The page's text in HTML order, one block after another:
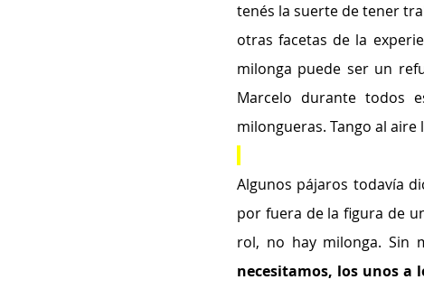
tenés la suerte de tener
otras facetas de la
milonga puede ser un
Marcelo durante todos
milongueras. Tango al
Algunos pájaros todavía
por fuera de la figura de
rol, no hay milonga. Sin
necesitamos, los unos a